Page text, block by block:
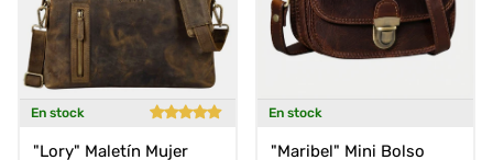
En stock
"Lory" Maletín Mujer
En stock
"Maribel" Mini Bolso